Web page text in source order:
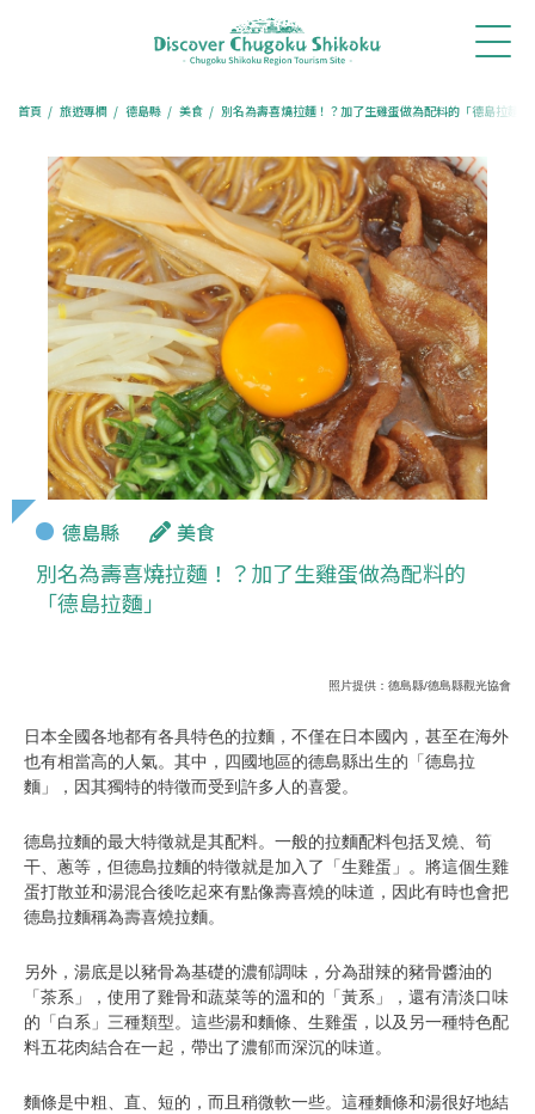
首頁 旅遊專欄 德島縣 美食 別名為壽喜燒拉麵！？加了生雞蛋做為配料的「德島拉麵」
德島縣 美食
別名為壽喜燒拉麵！？加了生雞蛋做為配料的
「德島拉麵」
照片提供：德島縣/德島縣觀光協會
日本全國各地都有各具特色的拉麵，不僅在日本國內，甚至在海外
也有相當高的人氣。其中，四國地區的德島縣出生的「德島拉
麵」，因其獨特的特徵而受到許多人的喜愛。
德島拉麵的最大特徵就是其配料。一般的拉麵配料包括叉燒、筍
干、蔥等，但德島拉麵的特徵就是加入了「生雞蛋」。將這個生雞
蛋打散並和湯混合後吃起來有點像壽喜燒的味道，因此有時也會把
德島拉麵稱為壽喜燒拉麵。
另外，湯底是以豬骨為基礎的濃郁調味，分為甜辣的豬骨醬油的
「茶系」，使用了雞骨和蔬菜等的溫和的「黃系」，還有清淡口味
的「白系」三種類型。這些湯和麵條、生雞蛋，以及另一種特色配
料五花肉結合在一起，帶出了濃郁而深沉的味道。
麵條是中粗、直、短的，而且稍微軟一些。這種麵條和湯很好地結
體驗・
行程推
薦
旅遊專
欄
餐廳訂
位